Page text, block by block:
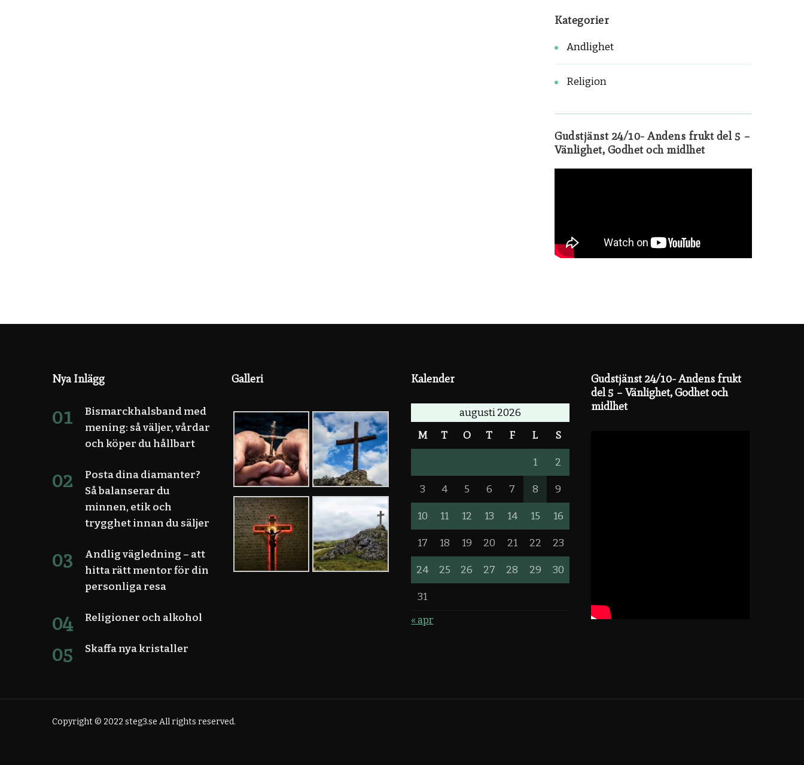
Kategorier
Andlighet
Religion
Gudstjänst 24/10- Andens frukt del 5 –
Vänlighet, Godhet och midlhet
Nya Inlägg
Bismarckhalsband med
mening: så väljer, vårdar
och köper du hållbart
Posta dina diamanter?
Så balanserar du
minnen, etik och
trygghet innan du säljer
Andlig vägledning – att
hitta rätt mentor för din
personliga resa
Religioner och alkohol
Skaffa nya kristaller
Galleri Kalender
augusti 2026
M T O T F L S
1 2
3 4 5 6 7 8 9
10 11 12 13 14 15 16
17 18 19 20 21 22 23
24 25 26 27 28 29 30
31
« apr
Gudstjänst 24/10- Andens frukt
del 5 – Vänlighet, Godhet och
midlhet